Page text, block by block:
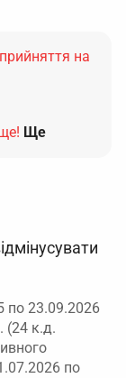
на
Ще
по 23.09.2026
(24 к.д.
по